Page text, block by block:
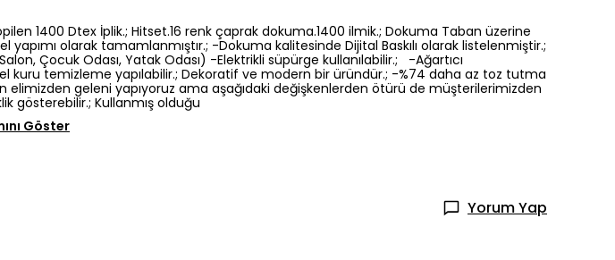
1400 Dtex İplik.; Hitset.16 renk çaprak dokuma.1400 ilmik.; Dokuma Taban üzerine
yapımı olarak tamamlanmıştır.; -Dokuma kalitesinde Dijital Baskılı olarak listelenmiştir.;
Çocuk Odası, Yatak Odası) -Elektrikli süpürge kullanılabilir.; -Ağartıcı
kuru temizleme yapılabilir.; Dekoratif ve modern bir üründür.; -%74 daha az toz tutma
geleni yapıyoruz ama aşağıdaki değişkenlerden ötürü de müşterilerimizden
gösterebilir.; Kullanmış olduğu
Göster
Yorum Yap